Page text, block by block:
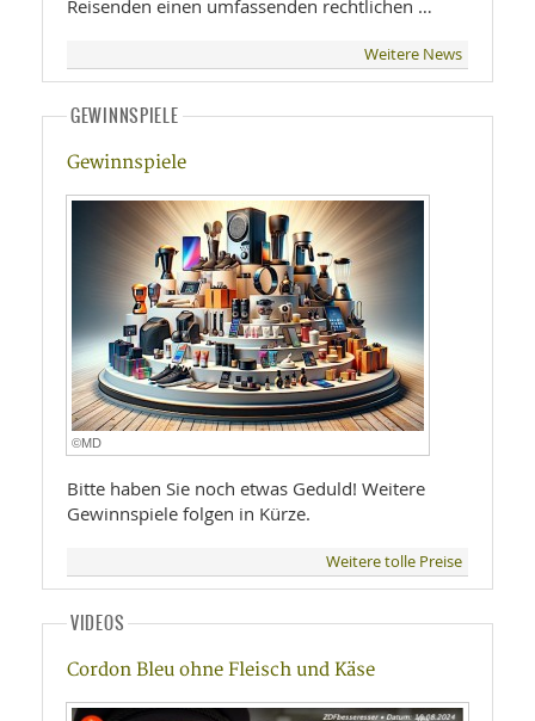
Reisenden einen umfassenden rechtlichen …
Weitere News
GEWINNSPIELE
Gewinnspiele
©MD
Bitte haben Sie noch etwas Geduld! Weitere
Gewinnspiele folgen in Kürze.
Weitere tolle Preise
VIDEOS
Cordon Bleu ohne Fleisch und Käse